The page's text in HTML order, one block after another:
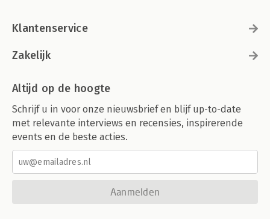
Klantenservice
Zakelijk
Altijd op de hoogte
Schrijf u in voor onze nieuwsbrief en blijf up-to-date
met relevante interviews en recensies, inspirerende
events en de beste acties.
Aanmelden